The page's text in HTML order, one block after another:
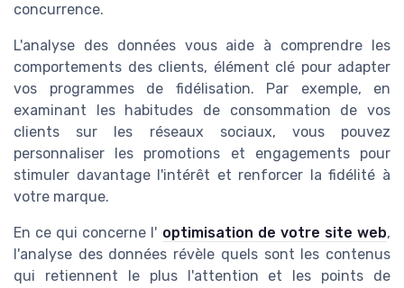
concurrence.
L'analyse des données vous aide à comprendre les
comportements des clients, élément clé pour adapter
vos programmes de fidélisation. Par exemple, en
examinant les habitudes de consommation de vos
clients sur les réseaux sociaux, vous pouvez
personnaliser les promotions et engagements pour
stimuler davantage l'intérêt et renforcer la fidélité à
votre marque.
En ce qui concerne l' optimisation de votre site web,
l'analyse des données révèle quels sont les contenus
qui retiennent le plus l'attention et les points de